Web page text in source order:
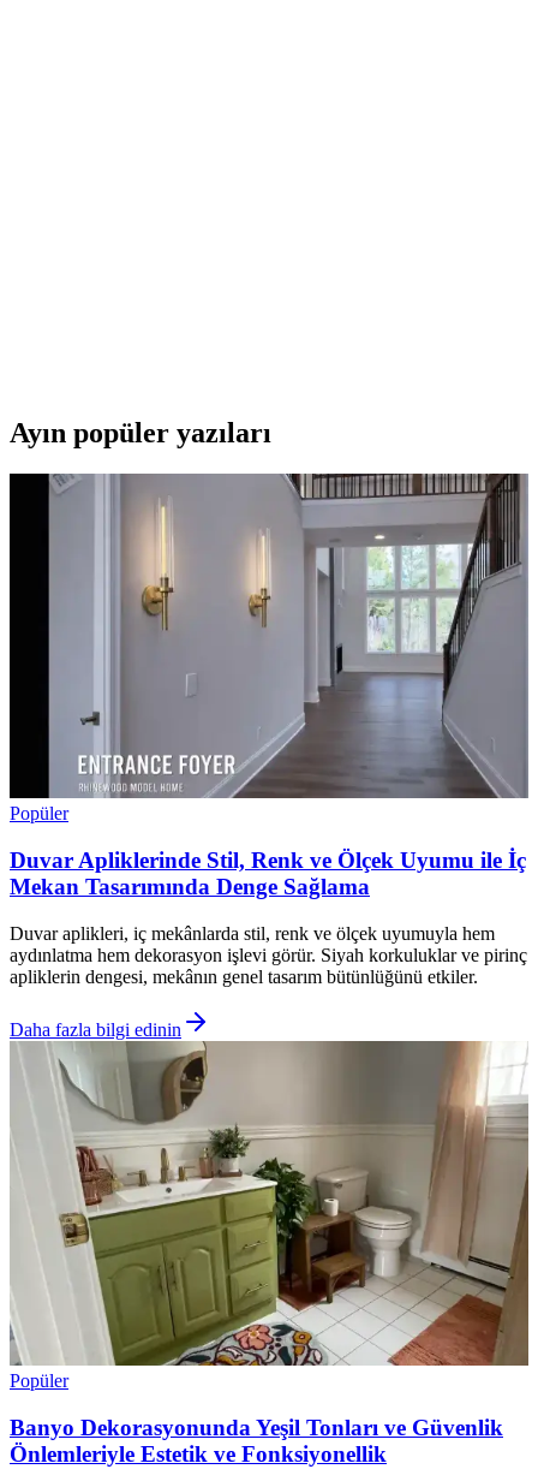
Ayın popüler yazıları
Popüler
Duvar Apliklerinde Stil, Renk ve Ölçek Uyumu ile İç
Mekan Tasarımında Denge Sağlama
Duvar aplikleri, iç mekânlarda stil, renk ve ölçek uyumuyla hem
aydınlatma hem dekorasyon işlevi görür. Siyah korkuluklar ve pirinç
apliklerin dengesi, mekânın genel tasarım bütünlüğünü etkiler.
Daha fazla bilgi edinin
Popüler
Banyo Dekorasyonunda Yeşil Tonları ve Güvenlik
Önlemleriyle Estetik ve Fonksiyonellik